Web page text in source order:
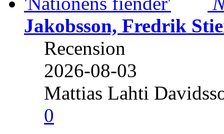
Jakobsson, Fredrik
Recension
2026-08-03
Mattias Lahti
0